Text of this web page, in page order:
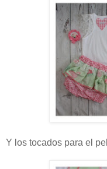
Y los tocados para el